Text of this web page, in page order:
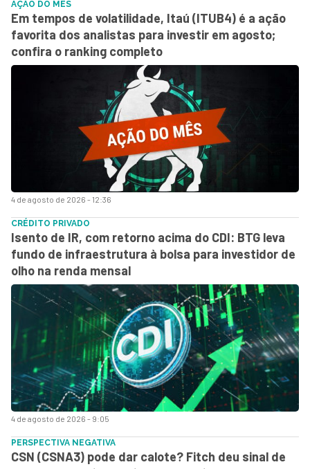
4 de agosto de 2026 - 12:36
AÇÃO DO MÊS
Em tempos de volatilidade, Itaú (ITUB4) é a ação
favorita dos analistas para investir em agosto;
confira o ranking completo
4 de agosto de 2026 - 9:05
CRÉDITO PRIVADO
Isento de IR, com retorno acima do CDI: BTG leva
fundo de infraestrutura à bolsa para investidor de
olho na renda mensal
PERSPECTIVA NEGATIVA
CSN (CSNA3) pode dar calote? Fitch deu sinal de